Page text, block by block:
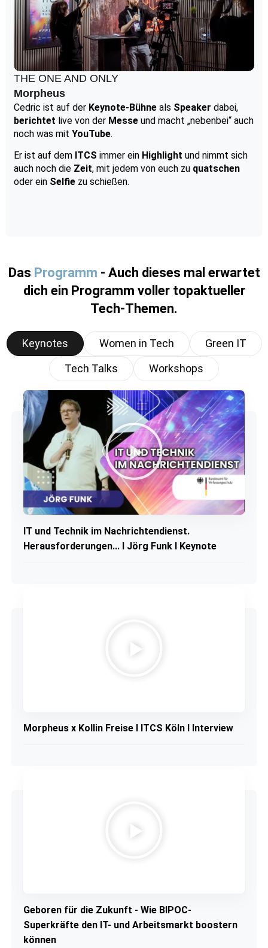
THE ONE AND ONLY
Morpheus
Cedric ist auf der Keynote-Bühneals Speaker dabei,
berichtet live von der Messeund macht „nebenbei“ auch
noch was mit YouTube.
Er ist auf dem ITCS immer ein Highlight und nimmt sich
auch noch die Zeit, mit jedem von euch zu quatschen
oder ein Selfiezu schießen.
Das Programm - Auch dieses mal erwartet
dich ein Programm voller topaktueller
Tech-Themen.
Keynotes Women in Tech
Green IT
Tech Talks
Workshops
IT und Technik im Nachrichtendienst.
Herausforderungen... I Jörg Funk I Keynote
Morpheus x Kollin Freise I ITCS Köln I Interview
Geboren für die Zukunft - Wie BIPOC-
Superkräfte den IT- und Arbeitsmarkt boostern
können